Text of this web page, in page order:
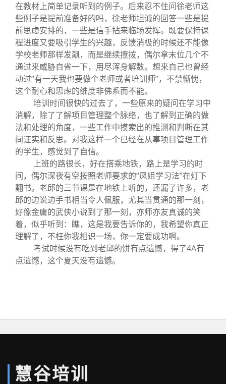
在教材上简单记录听到的例子。后来忍不住问徐老师这
些例子是提前准备好的吗，徐老师坦诚的回答一些是提
前思虑安排的，一些是信手拈来临场发挥。既要保持课
程进度又要吸引学生的兴趣，反馈消极的时候还不能像
学校老师那样发飙，而是继续撩拨，偶尔拿末位几个不
通过来威胁自省一下，用尽浑身解数。想来自己也曾经
动过“有一天我也要做个老师或者培训师”，不禁惭愧，
这个耐心和思虑的维度非佛系而不能。
培训时间很快的过去了，一些原来的疑问在学习中
消解，除了了解项目管理整个脉络，也了解到正确的做
法和处理的角度，一些工作中摸索出的推测和判断在其
间证实和反思。对我这样一个已经在从事项目管理工作
的学生，感觉到了自信。
上班的路很长，好在搭乘地铁，路上是学习的时
间，偶尔深夜有空按照老师要求的“凤姐学习法”在灯下
翻书。老邱的三节课是在地铁上听的，还漏了许多，老
邱的边说边手书相当令人佩服，尤其当贯通的那一刻，
好像金庸的武侠小说到了那一刻，亦师亦友真诚的笑
着，似乎听到：瞧，这是我要告诉你的，我希望你真正
理解了，不枉你我相识一场，你一定要成功啊。
考试时候没有吃到老邱的饼有点遗憾，得了4A有
点遗憾，这个夏天没有遗憾。
慧谷培训